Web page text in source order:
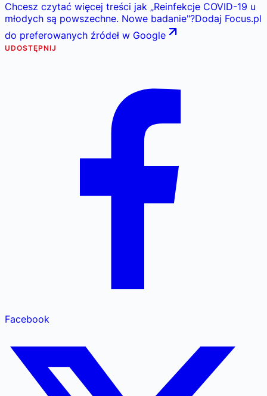
Chcesz czytać więcej treści jak „Reinfekcje COVID-19 u
młodych są powszechne. Nowe badanie"?Dodaj Focus.pl
do preferowanych źródeł w Google
UDOSTĘPNIJ
Facebook